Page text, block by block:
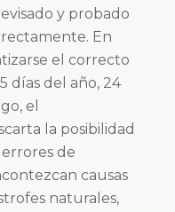
y probado
En
el correcto
días del año, 24
el
la posibilidad
de
causas
naturales,